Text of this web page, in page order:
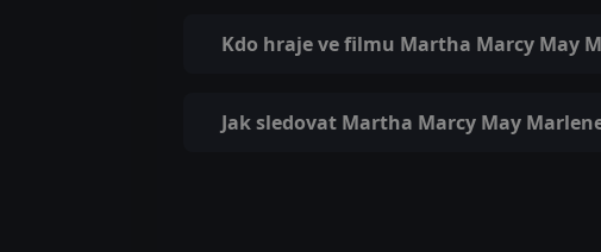
Kdo hraje ve filmu Martha Marcy May
Jak sledovat Martha Marcy May